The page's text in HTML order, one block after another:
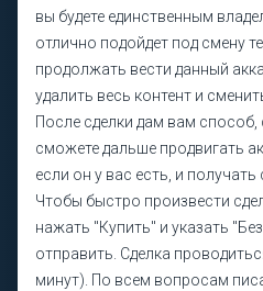
вы будете единственным
отлично подойдет под смену
продолжать вести данный
удалить весь контент и
После сделки дам вам
сможете дальше продвигать
если он у вас есть, и
Чтобы быстро произвести
нажать "Купить" и указать
отправить. Сделка
минут). По всем вопросам